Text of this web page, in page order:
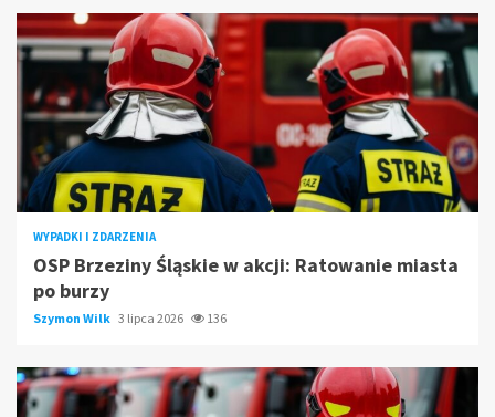
WYPADKI I ZDARZENIA
OSP Brzeziny Śląskie w akcji: Ratowanie miasta
po burzy
Szymon Wilk 3 lipca 2026 136